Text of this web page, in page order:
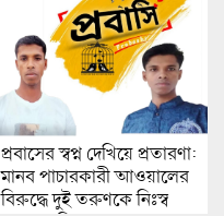
প্রবাসের স্বপ্ন দেখিয়ে প্রতারণা:
মানব পাচারকারী আওয়ালের
বিরুদ্ধে দুই তরুণকে নিঃস্ব